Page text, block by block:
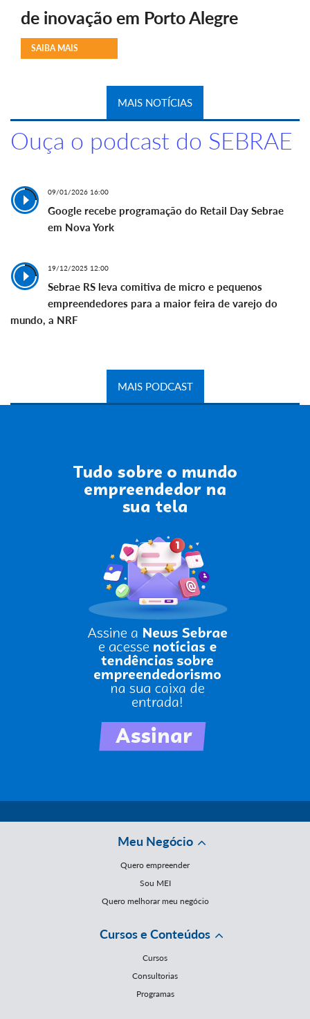
de inovação em Porto Alegre
SAIBA MAIS
MAIS NOTÍCIAS
Ouça o podcast do SEBRAE
09/01/2026 16:00
Google recebe programação do Retail Day Sebrae
em Nova York
19/12/2025 12:00
Sebrae RS leva comitiva de micro e pequenos
empreendedores para a maior feira de varejo do
mundo, a NRF
MAIS PODCAST
Meu Negócio
Quero empreender
Sou MEI
Quero melhorar meu negócio
Cursos e Conteúdos
Cursos
Consultorias
Programas